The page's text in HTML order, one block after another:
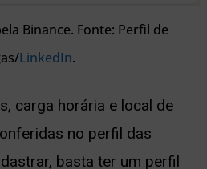
Binance. Fonte: Perfil de
LinkedIn.
carga horária e local de
no perfil das
basta ter um perfil